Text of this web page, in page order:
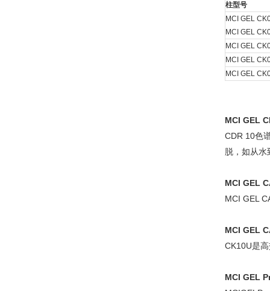
柱型号
MCI GEL
MCI GEL
MCI GEL
MCI GEL
MCI GEL
MCI GEL
CDR 10色
脱，如从水
MCI GEL
MCI GEL
MCI GEL
CK10U是
MCI GEL